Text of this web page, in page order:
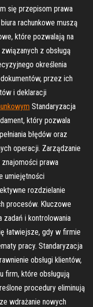
się przepisom prawa
rachunkowe muszą
które pozwalają na
z obsługą
określenia
przez ich
i deklaracji
Standaryzacja
który pozwala
błędów oraz
operacji. Zarządzanie
prawa
umiejętności
rozdzielanie
procesów. Kluczowe
zadań i kontrolowania
łatwiejsze, gdy w firmie
pracy. Standaryzacja
obsługi klientów,
firm, które obsługują
procedury eliminują
wdrażanie nowych